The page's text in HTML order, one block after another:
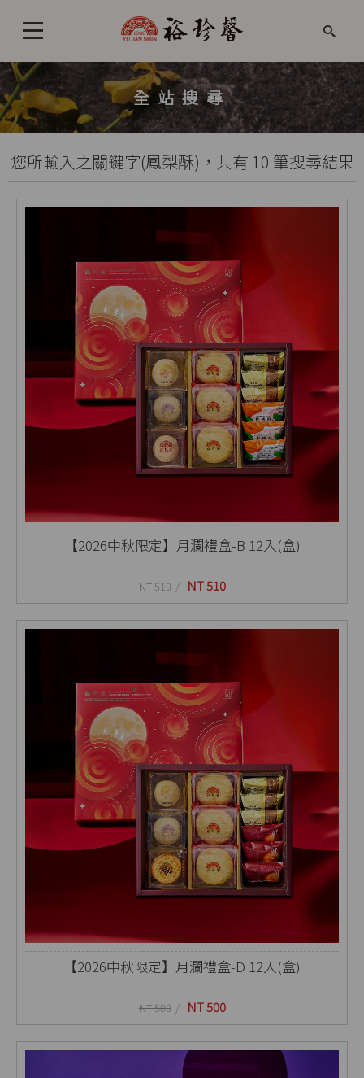
全站搜尋
您所輸入之關鍵字(鳳梨酥)，共有 10 筆搜尋結果
【2026中秋限定】月瀾禮盒-B 12入(盒)
NT 510 NT 510
【2026中秋限定】月瀾禮盒-D 12入(盒)
NT 500 NT 500